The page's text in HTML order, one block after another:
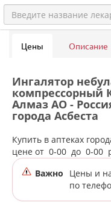
Цены Описание
Ингалятор
компрессорный
Алмаз АО -
города Асбеста
Купить в аптеках
цене от 0-00 до 0-00
Важно
Цены и
по